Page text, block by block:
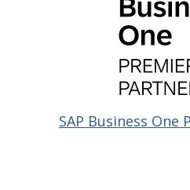
SAP Business